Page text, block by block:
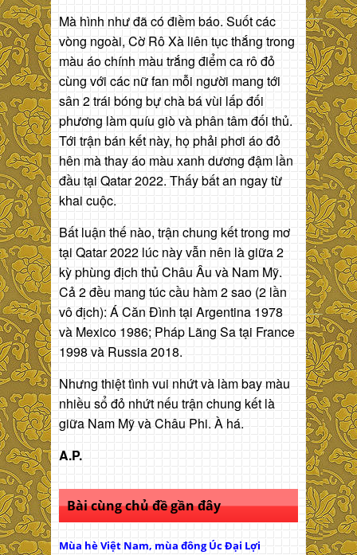
Mà hình như đã có điềm báo. Suốt các
vòng ngoài, Cờ Rô Xà liên tục thắng trong
màu áo chính màu trắng điểm ca rô đỏ
cùng với các nữ fan mỗi người mang tới
sân 2 trái bóng bự chà bá vùi lấp đối
phương làm quíu giò và phân tâm đối thủ.
Tới trận bán kết này, họ phải phơi áo đỏ
hên mà thay áo màu xanh dương đậm lần
đầu tại Qatar 2022. Thấy bất an ngay từ
khai cuộc.
Bất luận thế nào, trận chung kết trong mơ
tại Qatar 2022 lúc này vẫn nên là giữa 2
kỳ phùng địch thủ Châu Âu và Nam Mỹ.
Cả 2 đều mang túc cầu hàm 2 sao (2 lần
vô địch): Á Căn Đình tại Argentina 1978
và Mexico 1986; Pháp Lãng Sa tại France
1998 và Russia 2018.
Nhưng thiệt tình vui nhứt và làm bay màu
nhiều sổ đỏ nhứt nếu trận chung kết là
giữa Nam Mỹ và Châu Phi. À há.
A.P.
Bài cùng chủ đề gần đây
Mùa hè Việt Nam, mùa đông Úc Đại Lợi